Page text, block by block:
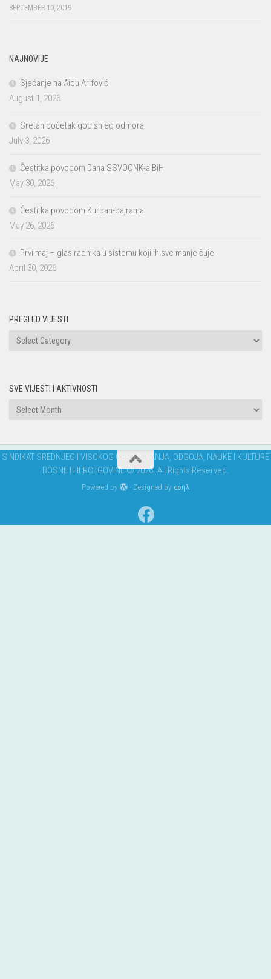
SEPTEMBER 10, 2019
NAJNOVIJE
Sjećanje na Aidu Arifović
August 1, 2026
Sretan početak godišnjeg odmora!
July 3, 2026
Čestitka povodom Dana SSVOONK-a BiH
May 30, 2026
Čestitka povodom Kurban-bajrama
May 26, 2026
Prvi maj – glas radnika u sistemu koji ih sve manje čuje
April 30, 2026
PREGLED VIJESTI
PREGLED
SVE VIJESTI I AKTIVNOSTI
Sve
aktivnosti
SINDIKAT SREDNJEG I VISOKOG OBRAZOVANJA, ODGOJA, NAUKE I KULTURE
BOSNE I HERCEGOVINE © 2026. All Rights Reserved.
Powered by - Designed by αδηλ